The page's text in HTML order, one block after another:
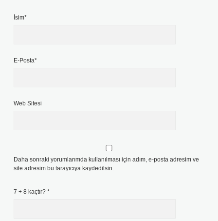
İsim*
E-Posta*
Web Sitesi
Daha sonraki yorumlarımda kullanılması için adım, e-posta adresim ve
site adresim bu tarayıcıya kaydedilsin.
7 + 8 kaçtır? *